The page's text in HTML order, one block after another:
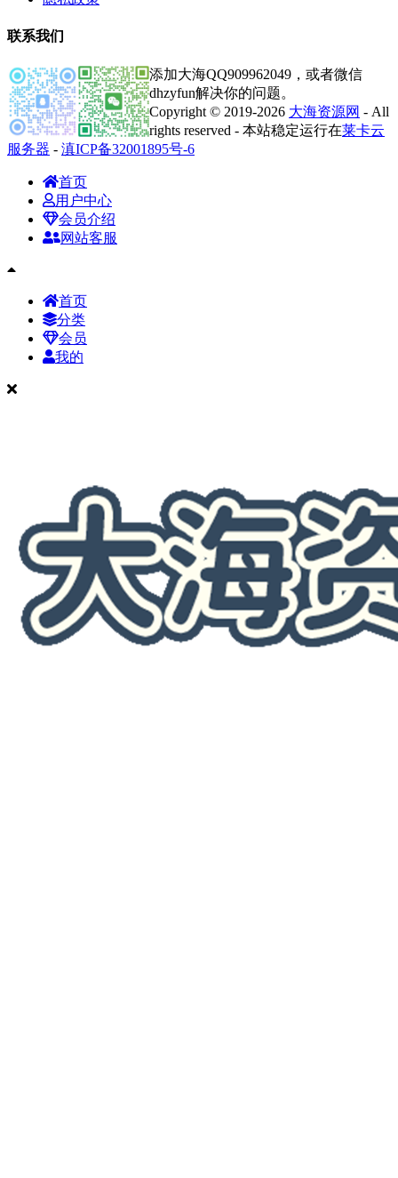
联系我们
添加大海QQ909962049，或者微信
dhzyfun解决你的问题。
Copyright © 2019-2026 大海资源网 - All
rights reserved - 本站稳定运行在莱卡云
服务器 - 滇ICP备32001895号-6
首页
用户中心
会员介绍
网站客服
首页
分类
会员
我的